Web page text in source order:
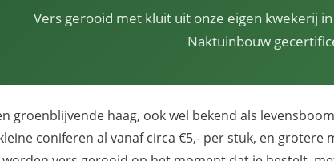
Vers gerooid met kluit uit onze eigen kwekerij
Naktuinbouw
groenblijvende haag, ook wel bekend als
coniferen al vanaf circa €5,- per stuk, en